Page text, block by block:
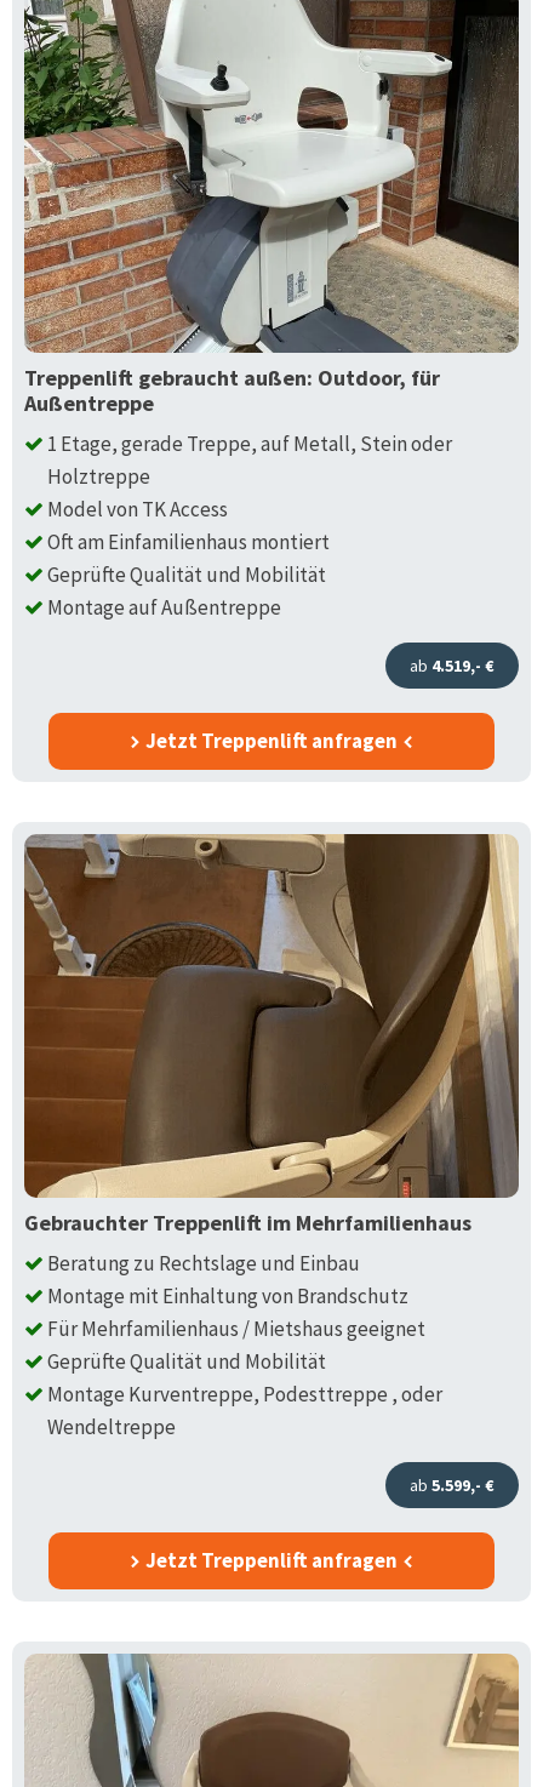
Treppenlift gebraucht außen: Outdoor, für
Außentreppe
1 Etage, gerade Treppe, auf Metall, Stein oder
Holztreppe
Model von TK Access
Oft am Einfamilienhaus montiert
Geprüfte Qualität und Mobilität
Montage auf Außentreppe
ab 4.519,- €
Jetzt Treppenlift anfragen
Gebrauchter Treppenlift im Mehrfamilienhaus
Beratung zu Rechtslage und Einbau
Montage mit Einhaltung von Brandschutz
Für Mehrfamilienhaus / Mietshaus geeignet
Geprüfte Qualität und Mobilität
Montage Kurventreppe, Podesttreppe , oder
Wendeltreppe
ab 5.599,- €
Jetzt Treppenlift anfragen